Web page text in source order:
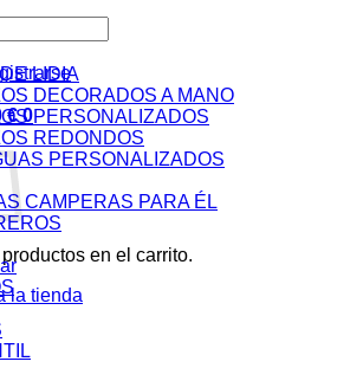
€ 0
en el carrito.
la tienda
LIDIA
DECORADOS A MANO
PERSONALIZADOS
REDONDOS
PERSONALIZADOS
CAMPERAS PARA ÉL